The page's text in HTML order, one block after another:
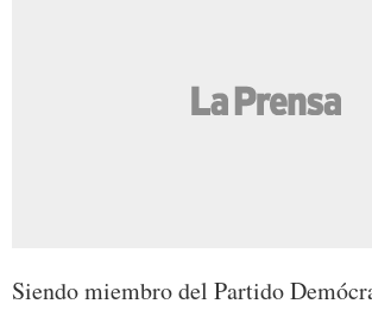
Siendo miembro del Partido